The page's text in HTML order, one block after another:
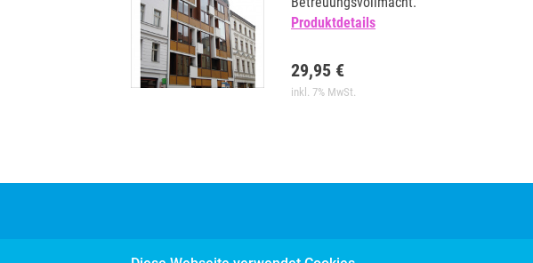
Produktdetails
29,95 €
inkl. 7% MwSt.
Kontakt Vertrag kündigen Vertrag widerrufen